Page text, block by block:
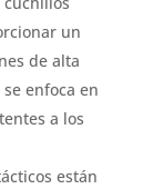
un
de alta
enfoca en
a los
están